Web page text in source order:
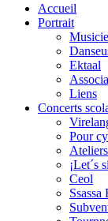
Accueil
Portrait
Ektaal
Liens
Concerts
Pour
¡Let´s
Ceol